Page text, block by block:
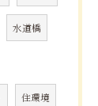
水道橋
住環境